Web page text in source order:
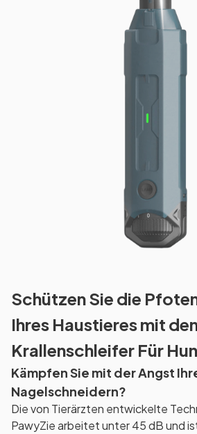
Schützen Sie die
Ihres Haustieres mit
Krallenschleifer Für
Kämpfen Sie mit der Angst
Nagelschneidern?
Die von Tierärzten entwickelte
PawyZie arbeitet unter 45 dB und